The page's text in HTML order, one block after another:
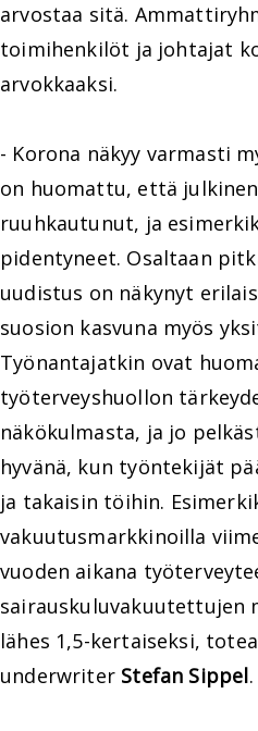
arvostaa sitä.
toimihenkilöt ja johtajat
arvokkaaksi.
- Korona näkyy varmasti
on huomattu, että
ruuhkautunut, ja
pidentyneet. Osaltaan
uudistus on näkynyt
suosion kasvuna myös
Työnantajatkin ovat
työterveyshuollon
näkökulmasta, ja jo
hyvänä, kun työntekijät
ja takaisin töihin.
vakuutusmarkkinoilla
vuoden aikana
sairauskuluvakuutettujen
lähes 1,5-kertaiseksi,
underwriter Stefan Sippel.